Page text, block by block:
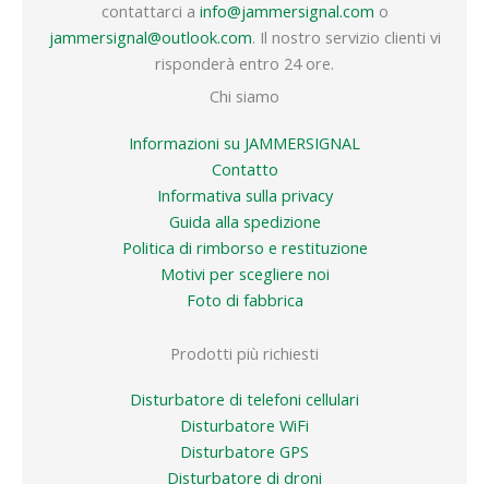
contattarci a info@jammersignal.com o
jammersignal@outlook.com. Il nostro servizio clienti vi
risponderà entro 24 ore.
Chi siamo
Informazioni su JAMMERSIGNAL
Contatto
Informativa sulla privacy
Guida alla spedizione
Politica di rimborso e restituzione
Motivi per scegliere noi
Foto di fabbrica
Prodotti più richiesti
Disturbatore di telefoni cellulari
Disturbatore WiFi
Disturbatore GPS
Disturbatore di droni